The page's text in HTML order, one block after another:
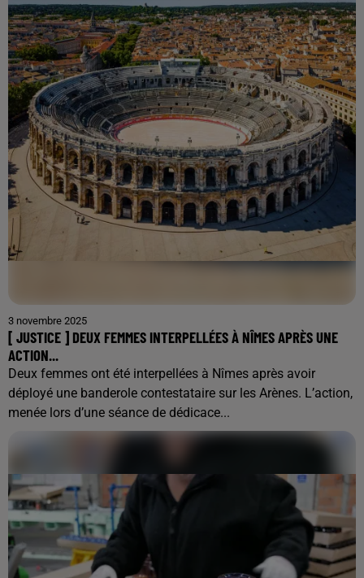
3 novembre 2025
[ JUSTICE ] DEUX FEMMES INTERPELLÉES À NÎMES APRÈS UNE
ACTION...
Deux femmes ont été interpellées à Nîmes après avoir
déployé une banderole contestataire sur les Arènes. L’action,
menée lors d’une séance de dédicace...